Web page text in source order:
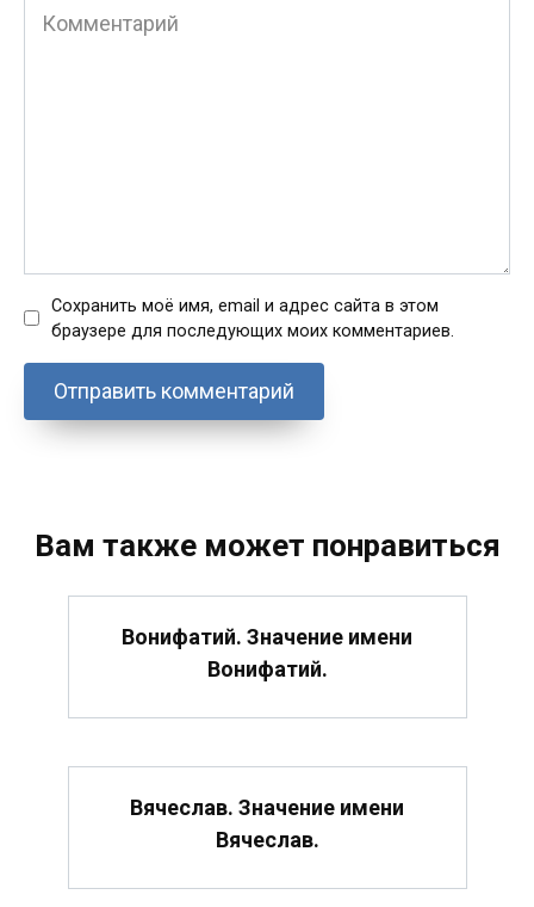
Комментарий
Сохранить моё имя, email и адрес сайта в этом
браузере для последующих моих комментариев.
Вам также может понравиться
Вонифатий. Значение имени
Вонифатий.
Вячеслав. Значение имени
Вячеслав.